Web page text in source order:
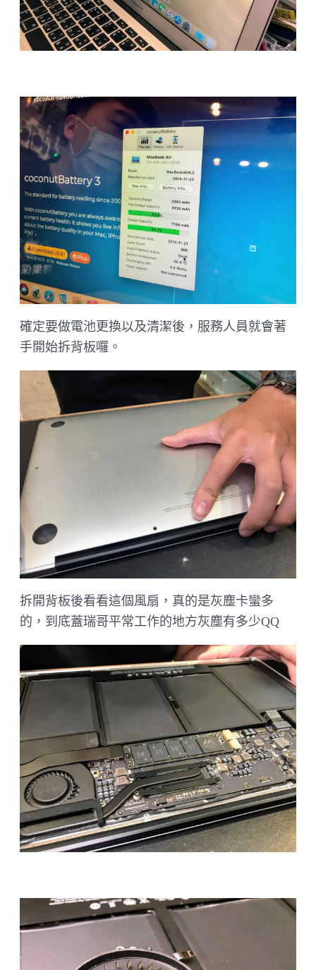
確定要做電池更換以及清潔後，服務人員就會著
手開始拆背板囉。
拆開背板後看看這個風扇，真的是灰塵卡蠻多
的，到底蓋瑞哥平常工作的地方灰塵有多少QQ